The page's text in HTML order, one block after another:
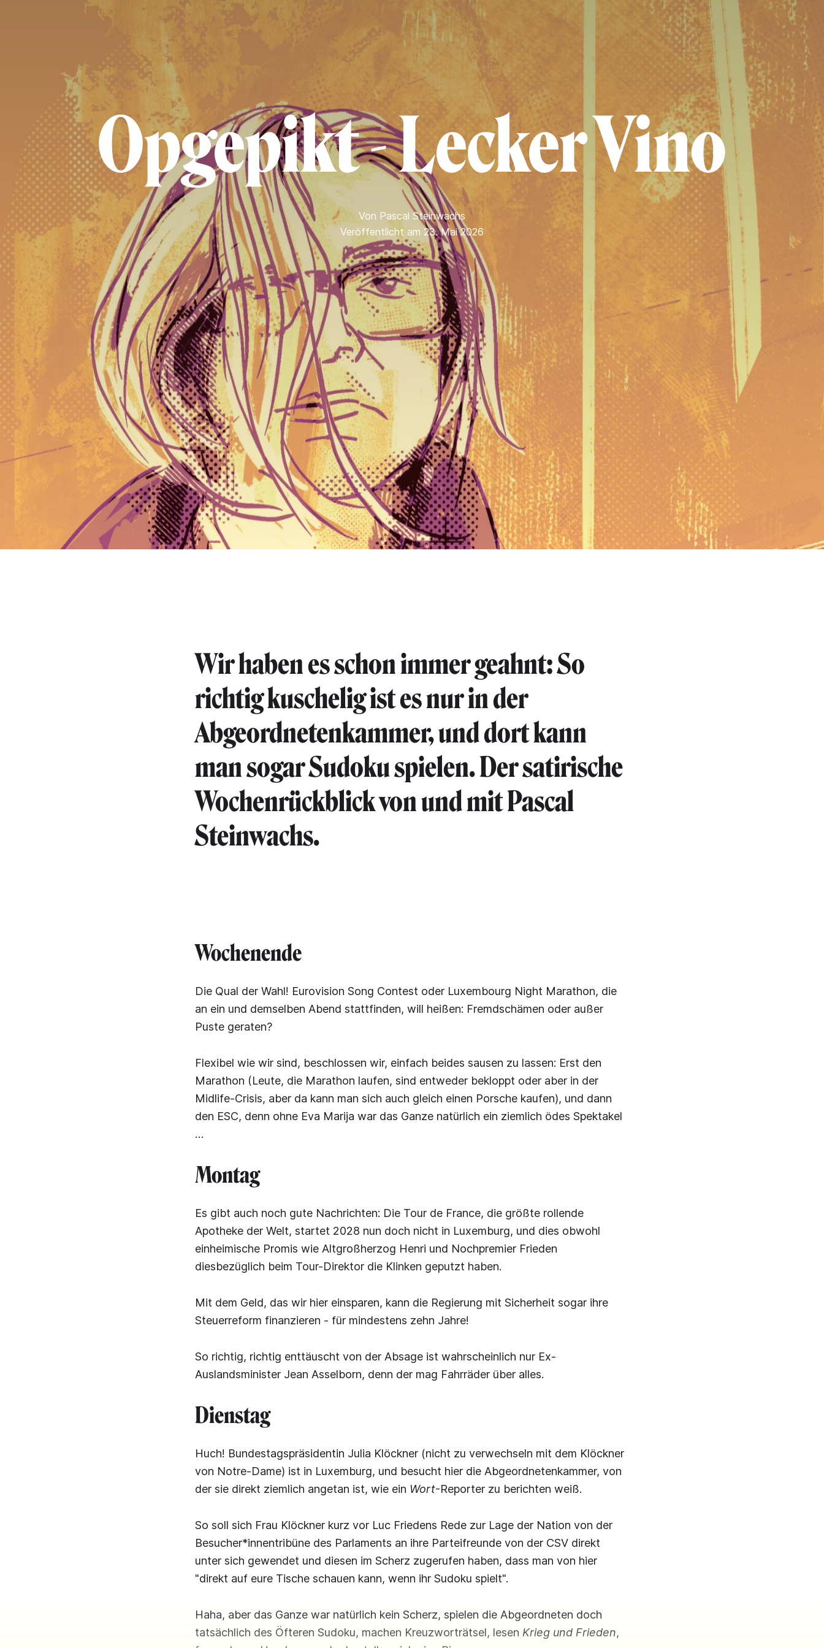
Opgepikt - Lecker Vino
Von Pascal Steinwachs
Veröffentlicht am 23. Mai 2026
Wir haben es schon immer geahnt: So
richtig kuschelig ist es nur in der
Abgeordnetenkammer, und dort kann
man sogar Sudoku spielen. Der satirische
Wochenrückblick von und mit Pascal
Steinwachs.
Wochenende
Die Qual der Wahl! Eurovision Song Contest oder Luxembourg Night Marathon, die
an ein und demselben Abend stattfinden, will heißen: Fremdschämen oder außer
Puste geraten?
Flexibel wie wir sind, beschlossen wir, einfach beides sausen zu lassen: Erst den
Marathon (Leute, die Marathon laufen, sind entweder bekloppt oder aber in der
Midlife-Crisis, aber da kann man sich auch gleich einen Porsche kaufen), und dann
den ESC, denn ohne Eva Marija war das Ganze natürlich ein ziemlich ödes Spektakel
…
Montag
Es gibt auch noch gute Nachrichten: Die Tour de France, die größte rollende
Apotheke der Welt, startet 2028 nun doch nicht in Luxemburg, und dies obwohl
einheimische Promis wie Altgroßherzog Henri und Nochpremier Frieden
diesbezüglich beim Tour-Direktor die Klinken geputzt haben.
Mit dem Geld, das wir hier einsparen, kann die Regierung mit Sicherheit sogar ihre
Steuerreform finanzieren - für mindestens zehn Jahre!
So richtig, richtig enttäuscht von der Absage ist wahrscheinlich nur Ex-
Auslandsminister Jean Asselborn, denn der mag Fahrräder über alles.
Dienstag
Huch! Bundestagspräsidentin Julia Klöckner (nicht zu verwechseln mit dem Klöckner
von Notre-Dame) ist in Luxemburg, und besucht hier die Abgeordnetenkammer, von
der sie direkt ziemlich angetan ist, wie ein Wort-Reporter zu berichten weiß.
So soll sich Frau Klöckner kurz vor Luc Friedens Rede zur Lage der Nation von der
Besucher*innentribüne des Parlaments an ihre Parteifreunde von der CSV direkt
unter sich gewendet und diesen im Scherz zugerufen haben, dass man von hier
"direkt auf eure Tische schauen kann, wenn ihr Sudoku spielt".
Haha, aber das Ganze war natürlich kein Scherz, spielen die Abgeordneten doch
tatsächlich des Öfteren Sudoku, machen Kreuzworträtsel, lesen Krieg und Frieden,